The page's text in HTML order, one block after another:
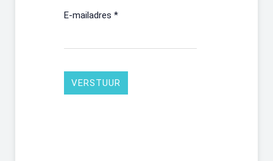
E-mailadres *
VERSTUUR